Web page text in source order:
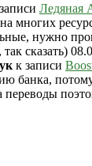
Ледяная
многих
нужно
сказать)
к записи
банка,
переводы